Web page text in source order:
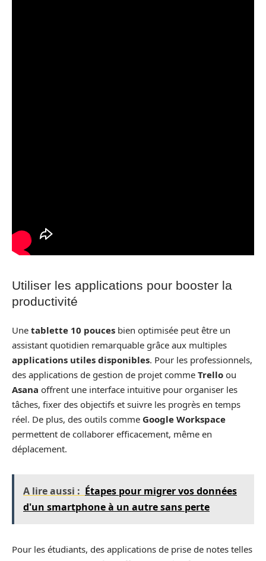
Utiliser les applications pour booster la
productivité
Une tablette 10 pouces bien optimisée peut être un
assistant quotidien remarquable grâce aux multiples
applications utiles disponibles. Pour les professionnels,
des applications de gestion de projet comme Trello ou
Asana offrent une interface intuitive pour organiser les
tâches, fixer des objectifs et suivre les progrès en temps
réel. De plus, des outils comme Google Workspace
permettent de collaborer efficacement, même en
déplacement.
A lire aussi : Étapes pour migrer vos données
d'un smartphone à un autre sans perte
Pour les étudiants, des applications de prise de notes telles